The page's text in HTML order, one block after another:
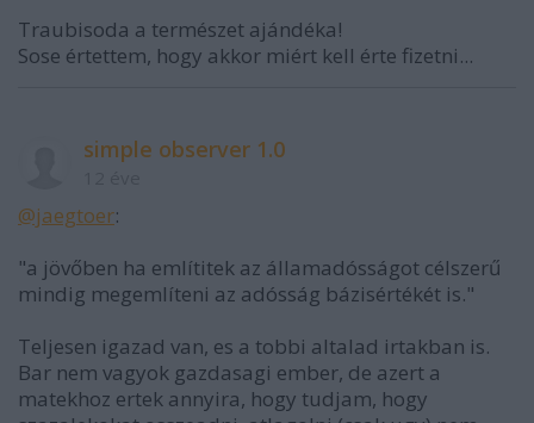
Traubisoda a természet ajándéka!
Sose értettem, hogy akkor miért kell érte fizetni...
simple observer 1.0
@jaegtoer:
"a jövőben ha említitek az államadósságot célszerű
mindig megemlíteni az adósság bázisértékét is."
Teljesen igazad van, es a tobbi altalad irtakban is.
Bar nem vagyok gazdasagi ember, de azert a
matekhoz ertek annyira, hogy tudjam, hogy